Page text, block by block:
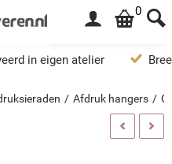
0
in eigen atelier
/ Afdruk hangers /